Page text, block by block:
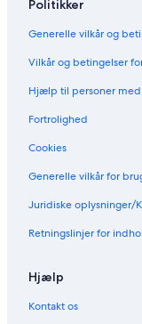
Politikker
Generelle vilkår og
Vilkår og betingelser
Hjælp til personer
Fortrolighed
Cookies
Generelle vilkår for
Juridiske oplysninger/
Retningslinjer for
Hjælp
Kontakt os